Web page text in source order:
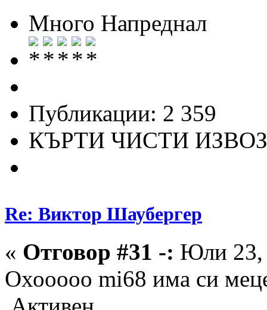
Много Напреднал
Публикации: 2 359
КЪРТИ ЧИСТИ
Re: Виктор Шаубергер
« Отговор #31 -: Юли 23,
Охооооо mi68 има си